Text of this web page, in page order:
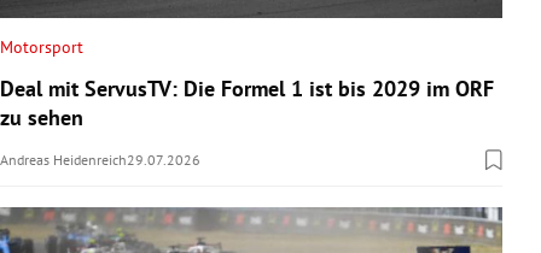
Motorsport
Deal mit ServusTV: Die Formel 1 ist bis 2029 im ORF
zu sehen
Andreas Heidenreich29.07.2026